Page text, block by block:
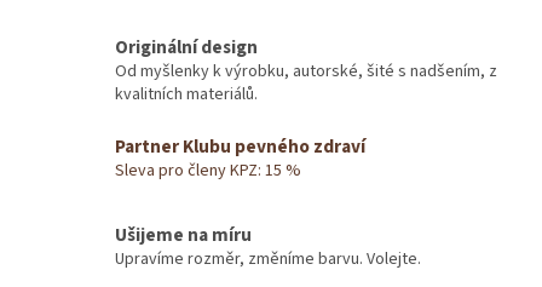
Originální design
Od myšlenky k výrobku, autorské, šité s nadšením, z
kvalitních materiálů.
Partner Klubu pevného zdraví
Sleva pro členy KPZ: 15 %
Ušijeme na míru
Upravíme rozměr, změníme barvu. Volejte.